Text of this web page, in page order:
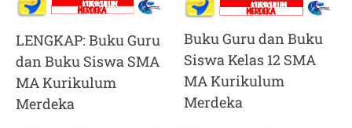
LENGKAP: Buku Guru
dan Buku Siswa SMA
MA Kurikulum
Merdeka
Buku Guru dan Buku
Siswa Kelas 12 SMA
MA Kurikulum
Merdeka